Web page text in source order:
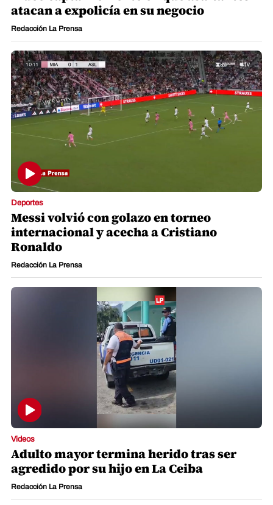
atacan a expolicía en su negocio
Redacción La Prensa
Deportes
Messi volvió con golazo en torneo
internacional y acecha a Cristiano
Ronaldo
Redacción La Prensa
Videos
Adulto mayor termina herido tras ser
agredido por su hijo en La Ceiba
Redacción La Prensa